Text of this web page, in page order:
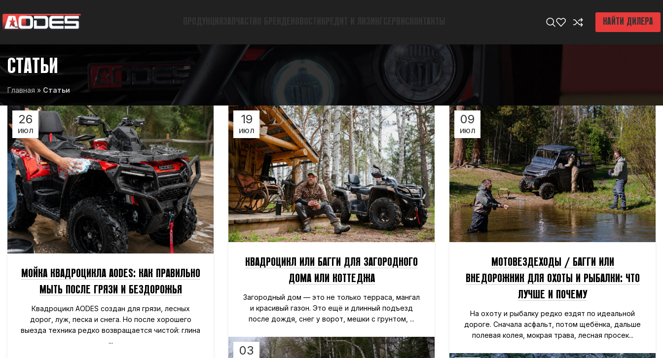
НАЙТИ ДИЛЕРА
СТАТЬИ
Главная » Статьи
26
ИЮЛ
МОЙКА КВАДРОЦИКЛА AODES: КАК ПРАВИЛЬНО
МЫТЬ ПОСЛЕ ГРЯЗИ И БЕЗДОРОЖЬЯ
Квадроцикл AODES создан для грязи, лесных
дорог, луж, песка и снега. Но после хорошего
выезда техника редко возвращается чистой: глина
...
19
ИЮЛ
КВАДРОЦИКЛ ИЛИ БАГГИ ДЛЯ ЗАГОРОДНОГО
ДОМА ИЛИ КОТТЕДЖА
Загородный дом — это не только терраса, мангал
и красивый газон. Это ещё и длинный подъезд
после дождя, снег у ворот, мешки с грунтом, ...
09
ИЮЛ
МОТОВЕЗДЕХОДЫ / БАГГИ ИЛИ
ВНЕДОРОЖНИК ДЛЯ ОХОТЫ И РЫБАЛКИ: ЧТО
ЛУЧШЕ И ПОЧЕМУ
На охоту и рыбалку редко ездят по идеальной
дороге. Сначала асфальт, потом щебёнка, дальше
полевая колея, мокрая трава, лесная просек...
03